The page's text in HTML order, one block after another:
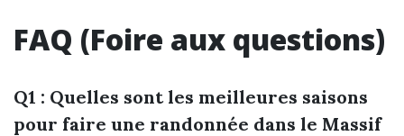
FAQ (Foire aux questions)
Q1 : Quelles sont les meilleures saisons
pour faire une randonnée dans le Massif